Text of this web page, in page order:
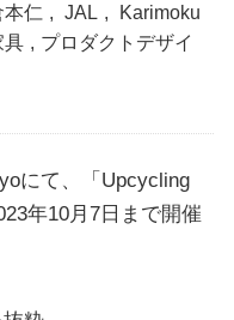
本仁 , JAL ,
Karimoku
具 , プロダクトデザイ
にて、「Upcycling
年10月7日まで開催